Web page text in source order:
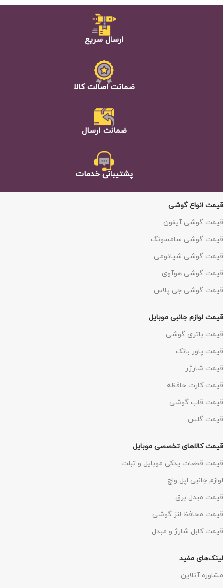
ارسال سریع
ضمانت اصالت كالا
ضمانت ارسال
پشتيبانی خدمات
قیمت انواع گوشی
قیمت گوشی آیفون
قیمت گوشی سامسونگ
قیمت گوشی شیائومی
قیمت گوشی هوآوی
قیمت گوشی جی پلاس
قیمت لوازم جانبی موبایل
قیمت باتری گوشی
قیمت پاور بانک
قیمت شارژر
قیمت کارت حافظه
قیمت قاب گوشی
قیمت گلس
قیمت کالاهای تخصصی موبایل
قیمت قطعات یدکی موبایل و تبلت
لوازم جانبی اپل واچ
قیمت مبدل برق
قیمت محافظ لنز گوشی
قیمت کابل شارژ و مبدل
لینک‌های مفید
مشاوره آنلاین